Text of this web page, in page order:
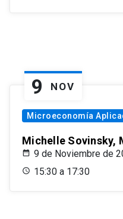
9 NOV
Microeconomía
Michelle Sovinsky,
9 de Noviembre de
15:30 a 17:30